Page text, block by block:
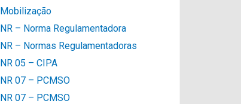
Mobilização
NR – Norma Regulamentadora
NR – Normas Regulamentadoras
NR 05 – CIPA
NR 07 – PCMSO
NR 07 – PCMSO